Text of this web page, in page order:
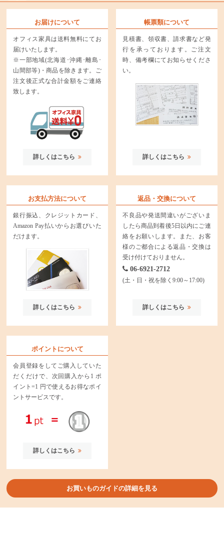
お届けについて
オフィス家具は送料無料にてお
届けいたします。
※一部地域(北海道･沖縄･離島･
山間部等)・商品を除きます。ご
注文後正式な合計金額をご連絡
致します。
詳しくはこちら
帳票類について
見積書、領収書、請求書など発
行を承っております。ご注文
時、備考欄にてお知らせくださ
い。
詳しくはこちら
お支払方法について
銀行振込、クレジットカード、
Amazon Pay払いからお選びいた
だけます。
詳しくはこちら
返品・交換について
不良品や発送間違いがございま
したら商品到着後5日以内にご連
絡をお願いします。また、お客
様のご都合による返品・交換は
受け付けておりません。
06-6921-2712
(土・日・祝を除く9:00～17:00)
詳しくはこちら
ポイントについて
会員登録をしてご購入していた
だくだけで、次回購入から1 ポ
イント=1 円で使えるお得なポイ
ントサービスです。
詳しくはこちら
お買いものガイドの詳細を見る